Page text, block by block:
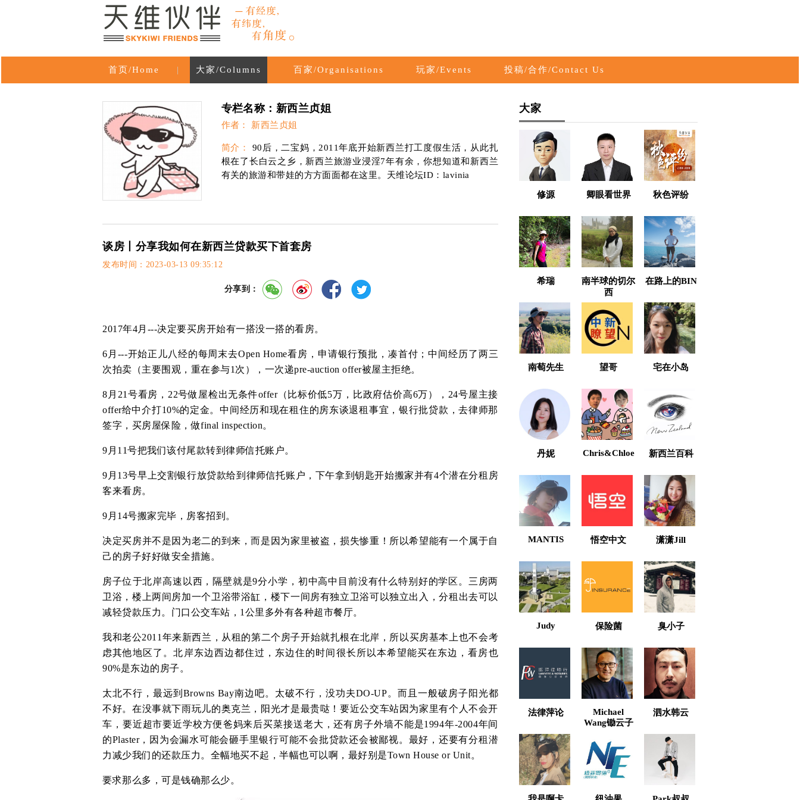
首页/Home | 大家/Columns 百家/Organisations 玩家/Events 投稿/合作/Contact Us
专栏名称：新西兰贞姐
作者： 新西兰贞姐
简介：
90后，二宝妈，2011年底开始新西兰打工度假生活，从此扎
根在了长白云之乡，新西兰旅游业浸淫7年有余，你想知道和新西兰
有关的旅游和带娃的方方面面都在这里。天维论坛ID：lavinia
谈房丨分享我如何在新西兰贷款买下首套房
发布时间：2023-03-13 09:35:12
分享到：
2017年4月---决定要买房开始有一搭没一搭的看房。
6月---开始正儿八经的每周末去Open Home看房，申请银行预批，凑首付；中间经历了两三
次拍卖（主要围观，重在参与1次），一次递pre-auction offer被屋主拒绝。
8月21号看房，22号做屋检出无条件offer（比标价低5万，比政府估价高6万），24号屋主接
offer给中介打10%的定金。中间经历和现在租住的房东谈退租事宜，银行批贷款，去律师那
签字，买房屋保险，做final inspection。
9月11号把我们该付尾款转到律师信托账户。
9月13号早上交割银行放贷款给到律师信托账户，下午拿到钥匙开始搬家并有4个潜在分租房
客来看房。
9月14号搬家完毕，房客招到。
决定买房并不是因为老二的到来，而是因为家里被盗，损失惨重！所以希望能有一个属于自
己的房子好好做安全措施。
房子位于北岸高速以西，隔壁就是9分小学，初中高中目前没有什么特别好的学区。三房两
卫浴，楼上两间房加一个卫浴带浴缸，楼下一间房有独立卫浴可以独立出入，分租出去可以
减轻贷款压力。门口公交车站，1公里多外有各种超市餐厅。
我和老公2011年来新西兰，从租的第二个房子开始就扎根在北岸，所以买房基本上也不会考
虑其他地区了。北岸东边西边都住过，东边住的时间很长所以本希望能买在东边，看房也
90%是东边的房子。
太北不行，最远到Browns Bay南边吧。太破不行，没功夫DO-UP。而且一般破房子阳光都
不好。在没事就下雨玩儿的奥克兰，阳光才是最贵哒！要近公交车站因为家里有个人不会开
车，要近超市要近学校方便爸妈来后买菜接送老大，还有房子外墙不能是1994年-2004年间
的Plaster，因为会漏水可能会砸手里银行可能不会批贷款还会被鄙视。最好，还要有分租潜
力减少我们的还款压力。全幅地买不起，半幅也可以啊，最好别是Town House or Unit。
要求那么多，可是钱确那么少。
大家
修源 卿眼看世界 秋色评纷
希瑞
南半球的切尔
西
在路上的BIN
南萄先生 望哥 宅在小岛
丹妮 Chris&Chloe 新西兰百科
MANTIS 悟空中文 潇潇Jill
Judy 保险菌 臭小子
法律萍论
Michael
Wang锄云子
泗水韩云